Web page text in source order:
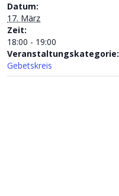
Datum:
17. März
Zeit:
18:00 - 19:00
Veranstaltungskategorie:
Gebetskreis